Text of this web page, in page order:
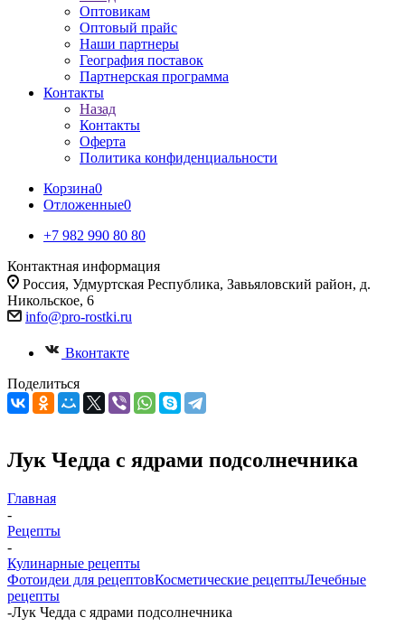
Оптовикам
Оптовый прайс
Наши партнеры
География поставок
Партнерская программа
Контакты
Назад
Контакты
Оферта
Политика конфиденциальности
Корзина0
Отложенные0
+7 982 990 80 80
Контактная информация
Россия, Удмуртская Республика, Завьяловский район, д.
Никольское, 6
info@pro-rostki.ru
Вконтакте
Поделиться
Лук Чедда с ядрами подсолнечника
Главная
-
Рецепты
-
Кулинарные рецепты
Фотоидеи для рецептовКосметические рецептыЛечебные
рецепты
-Лук Чедда с ядрами подсолнечника